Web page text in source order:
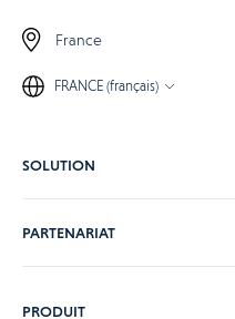
France
FRANCE (français)
SOLUTION
Nos tarifs
PARTENARIAT
PRODUIT